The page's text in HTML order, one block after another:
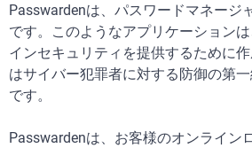
Passwardenは、パスワードマネージ
です。このようなアプリケーション
インセキュリティを提供するために
はサイバー犯罪者に対する防御の第
です。
Passwardenは、お客様のオンライン